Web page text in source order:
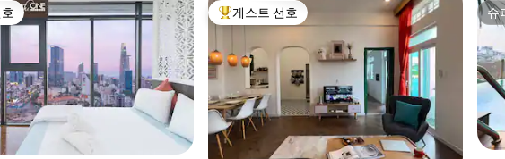
상위 게스트 선호
게스트 선호 슈
슈